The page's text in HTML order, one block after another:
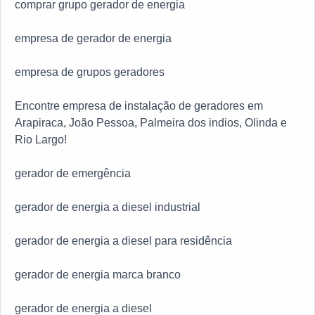
precisão.Com o objetivo de trazer a satisfação a todos
destaque é conquistar a confiança de cada um. Tudo
equipamentos modernos e profissionais experientes. A
concorrência pela seriedade e qualidade, que fecham
todo o ciclo de entrega com excelência para cada
cliente. Aproveite a visita para acessar o site e saber
comprar grupo gerador de energia
empresa de gerador de energia
empresa de grupos geradores
Encontre empresa de instalação de geradores em
Arapiraca, João Pessoa, Palmeira dos indios, Olinda e
Rio Largo!
gerador de emergência
gerador de energia a diesel industrial
gerador de energia a diesel para residência
gerador de energia marca branco
gerador de energia a diesel